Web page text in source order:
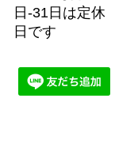
日-31日は定休
日です